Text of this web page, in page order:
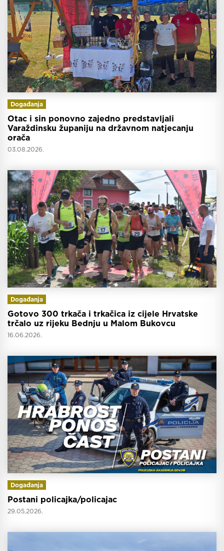
Događanja
Otac i sin ponovno zajedno predstavljali
Varaždinsku županiju na državnom natjecanju
orača
03.08.2026.
Događanja
Gotovo 300 trkača i trkačica iz cijele Hrvatske
trčalo uz rijeku Bednju u Malom Bukovcu
16.06.2026.
Događanja
Postani policajka/policajac
29.05.2026.